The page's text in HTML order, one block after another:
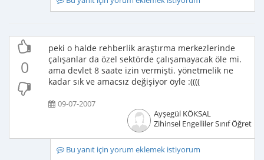
0
peki o halde rehberlik araştırma merkezlerinde
çalışanlar da özel sektörde çalışamayacak öle mi.
ama devlet 8 saate izin vermişti. yönetmelik ne
kadar sık ve amacsız değişiyor öyle :((((
09-07-2007
Ayşegül KÖKSAL
Zihinsel Engelliler Sınıf
Bu yanıt için yorum eklemek istiyorum